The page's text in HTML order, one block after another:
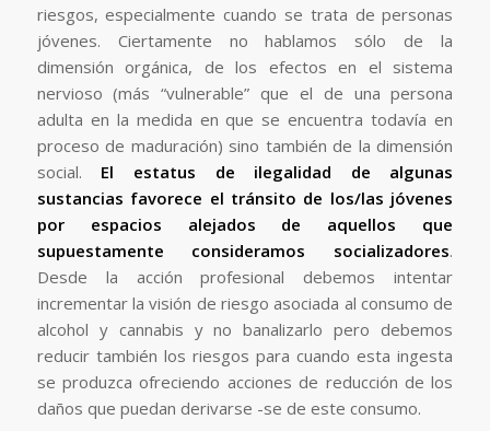
riesgos, especialmente cuando se trata de personas
jóvenes. Ciertamente no hablamos sólo de la
dimensión orgánica, de los efectos en el sistema
nervioso (más “vulnerable” que el de una persona
adulta en la medida en que se encuentra todavía en
proceso de maduración) sino también de la dimensión
social. El estatus de ilegalidad de algunas
sustancias favorece el tránsito de los/las jóvenes
por espacios alejados de aquellos que
supuestamente consideramos socializadores.
Desde la acción profesional debemos intentar
incrementar la visión de riesgo asociada al consumo de
alcohol y cannabis y no banalizarlo pero debemos
reducir también los riesgos para cuando esta ingesta
se produzca ofreciendo acciones de reducción de los
daños que puedan derivarse -se de este consumo.